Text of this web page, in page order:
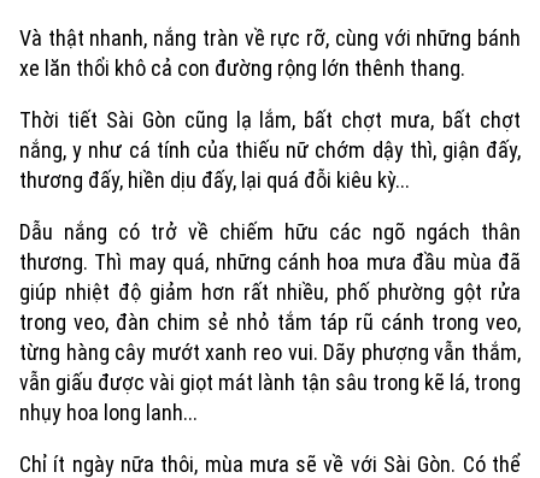
Theo dõi Hà Nội On
Và thật nhanh, nắng tràn về rực rỡ, cùng với những bánh
xe lăn thổi khô cả con đường rộng lớn thênh thang.
Thời tiết Sài Gòn cũng lạ lắm, bất chợt mưa, bất chợt
nắng, y như cá tính của thiếu nữ chớm dậy thì, giận đấy,
thương đấy, hiền dịu đấy, lại quá đỗi kiêu kỳ...
Dẫu nắng có trở về chiếm hữu các ngõ ngách thân
thương. Thì may quá, những cánh hoa mưa đầu mùa đã
giúp nhiệt độ giảm hơn rất nhiều, phố phường gột rửa
trong veo, đàn chim sẻ nhỏ tắm táp rũ cánh trong veo,
từng hàng cây mướt xanh reo vui. Dãy phượng vẫn thắm,
vẫn giấu được vài giọt mát lành tận sâu trong kẽ lá, trong
nhụy hoa long lanh...
Chỉ ít ngày nữa thôi, mùa mưa sẽ về với Sài Gòn. Có thể